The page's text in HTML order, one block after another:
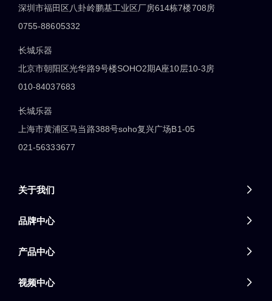
深圳市福田区八卦岭鹏基工业区厂房614栋7楼708房
0755-88605332
长城乐器
北京市朝阳区光华路9号楼SOHO2期A座10层10-3房
010-84037683
长城乐器
上海市黄浦区马当路388号soho复兴广场B1-05
021-56333677
关于我们 
品牌中心 
产品中心 
视频中心 